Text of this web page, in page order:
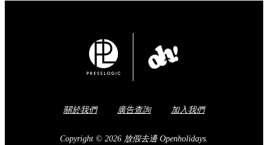
關於我們 廣告查詢 加入我們
Copyright © 2026 放假去邊 Openholidays.